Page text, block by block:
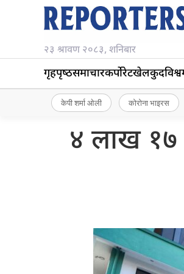
२३ श्रावण २०८३, शनिबार
गृहपृष्‍ठसमाचारकर्पोरेटखेलकुदविश्व
केपी शर्मा ओली कोरोना भाइरस
४ लाख १७